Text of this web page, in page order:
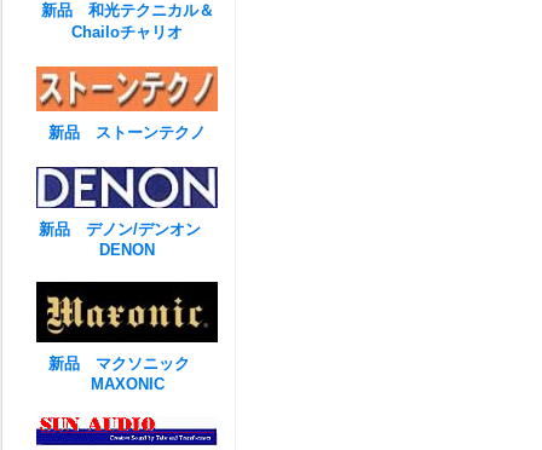
新品 和光テクニカル＆
Chailoチャリオ
新品 ストーンテクノ
新品 デノン/デンオン
DENON
新品 マクソニック
MAXONIC